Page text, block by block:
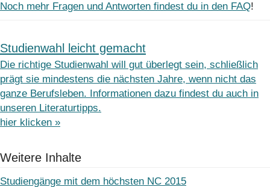
Noch mehr Fragen und Antworten findest du in den FAQ!
Studienwahl leicht gemacht
Die richtige Studienwahl will gut überlegt sein, schließlich
prägt sie mindestens die nächsten Jahre, wenn nicht das
ganze Berufsleben. Informationen dazu findest du auch in
unseren Literaturtipps.
hier klicken »
Weitere Inhalte
Studiengänge mit dem höchsten NC 2015